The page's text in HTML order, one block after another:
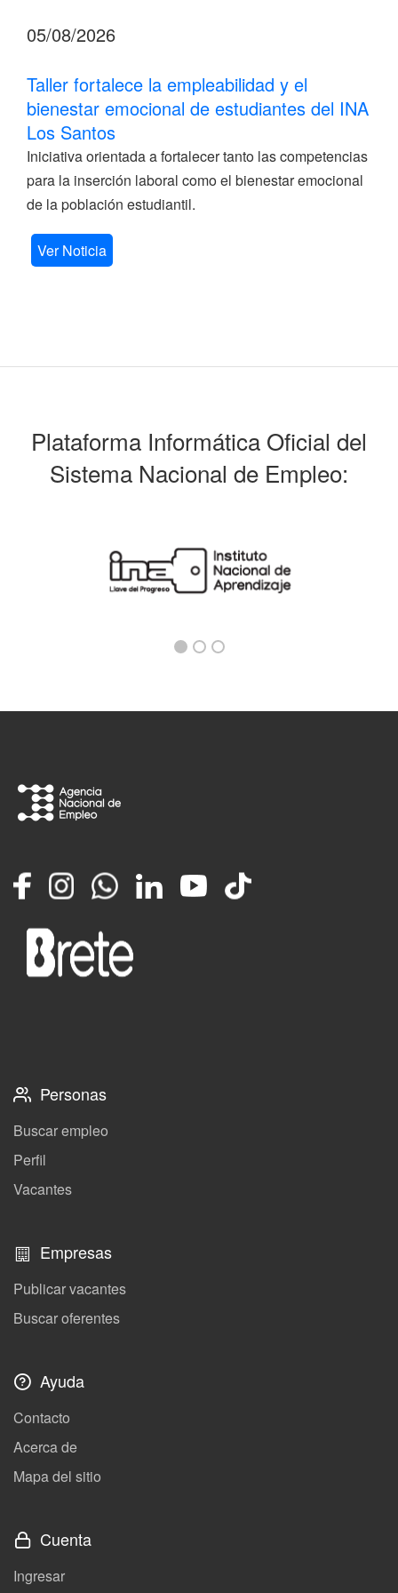
05/08/2026
Taller fortalece la empleabilidad y el
bienestar emocional de estudiantes del INA
Los Santos
Iniciativa orientada a fortalecer tanto las competencias
para la inserción laboral como el bienestar emocional
de la población estudiantil.
Ver Noticia
Plataforma Informática Oficial del
Sistema Nacional de Empleo:
FacebookInstagramWhatsappLinkedInYouTube
TikTok
Personas
Buscar empleo
Perfil
Vacantes
Empresas
Publicar vacantes
Buscar oferentes
Ayuda
Contacto
Acerca de
Mapa del sitio
Cuenta
Ingresar